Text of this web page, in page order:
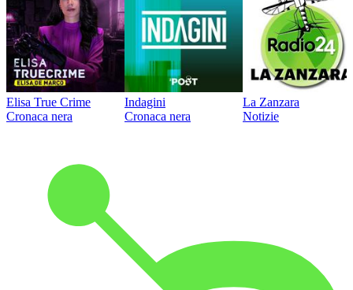
Elisa True Crime
Cronaca nera
Indagini
Cronaca nera
La Zanzara
Notizie